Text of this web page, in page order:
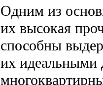
Одним из
их высокая
способны
их идеальными